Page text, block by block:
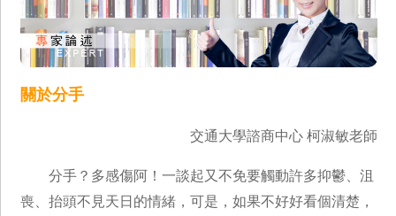
關於分手
交通大學諮商中心 柯淑敏老師
分手？多感傷阿！一談起又不免要觸動許多抑鬱、沮
喪、抬頭不見天日的情緒，可是，如果不好好看個清楚，